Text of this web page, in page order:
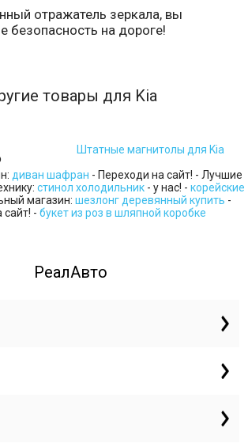
отражатель зеркала, вы
безопасность на дороге!
товары для Kia
Штатные магнитолы для Kia
диван шафран - Переходи на сайт! - Лучшие
стинол холодильник- у нас! - корейские
магазин: шезлонг деревянный купить -
сайт! - букет из роз в шляпной коробке
РеалАвто